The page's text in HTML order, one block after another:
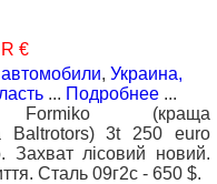
€
, Украина,
... Подробнее ...
Formiko (краща
Baltrotors) 3t 250 euro
Захват лісовий новий.
Сталь 09г2с - 650 $.